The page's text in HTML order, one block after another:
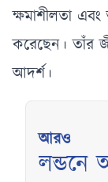
ক্ষমাশীলতা
করেছেন। তাঁর
আদর্শ।
আরও
লন্ডনে